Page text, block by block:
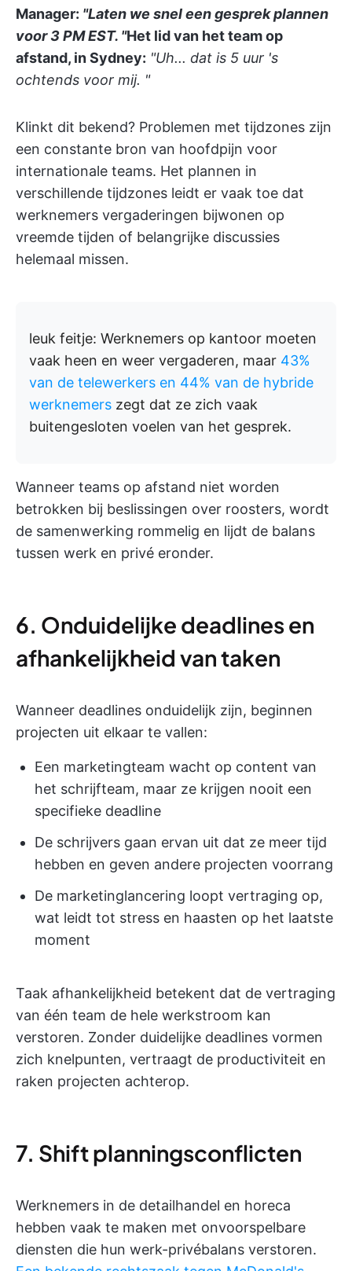
Manager: "Laten we snel een gesprek plannen
voor 3 PM EST. "Het lid van het team op
afstand, in Sydney: "Uh... dat is 5 uur 's
ochtends voor mij. "
Klinkt dit bekend? Problemen met tijdzones zijn
een constante bron van hoofdpijn voor
internationale teams. Het plannen in
verschillende tijdzones leidt er vaak toe dat
werknemers vergaderingen bijwonen op
vreemde tijden of belangrijke discussies
helemaal missen.
leuk feitje: Werknemers op kantoor moeten
vaak heen en weer vergaderen, maar 43%
van de telewerkers en 44% van de hybride
werknemers zegt dat ze zich vaak
buitengesloten voelen van het gesprek.
Wanneer teams op afstand niet worden
betrokken bij beslissingen over roosters, wordt
de samenwerking rommelig en lijdt de balans
tussen werk en privé eronder.
6. Onduidelijke deadlines en
afhankelijkheid van taken
Wanneer deadlines onduidelijk zijn, beginnen
projecten uit elkaar te vallen:
Een marketingteam wacht op content van
het schrijfteam, maar ze krijgen nooit een
specifieke deadline
De schrijvers gaan ervan uit dat ze meer tijd
hebben en geven andere projecten voorrang
De marketinglancering loopt vertraging op,
wat leidt tot stress en haasten op het laatste
moment
Taak afhankelijkheid betekent dat de vertraging
van één team de hele werkstroom kan
verstoren. Zonder duidelijke deadlines vormen
zich knelpunten, vertraagt de productiviteit en
raken projecten achterop.
7. Shift planningsconflicten
Werknemers in de detailhandel en horeca
hebben vaak te maken met onvoorspelbare
diensten die hun werk-privébalans verstoren.